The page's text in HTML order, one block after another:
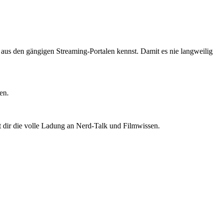
den gängigen Streaming-Portalen kennst. Damit es nie langweilig
die volle Ladung an Nerd-Talk und Filmwissen.